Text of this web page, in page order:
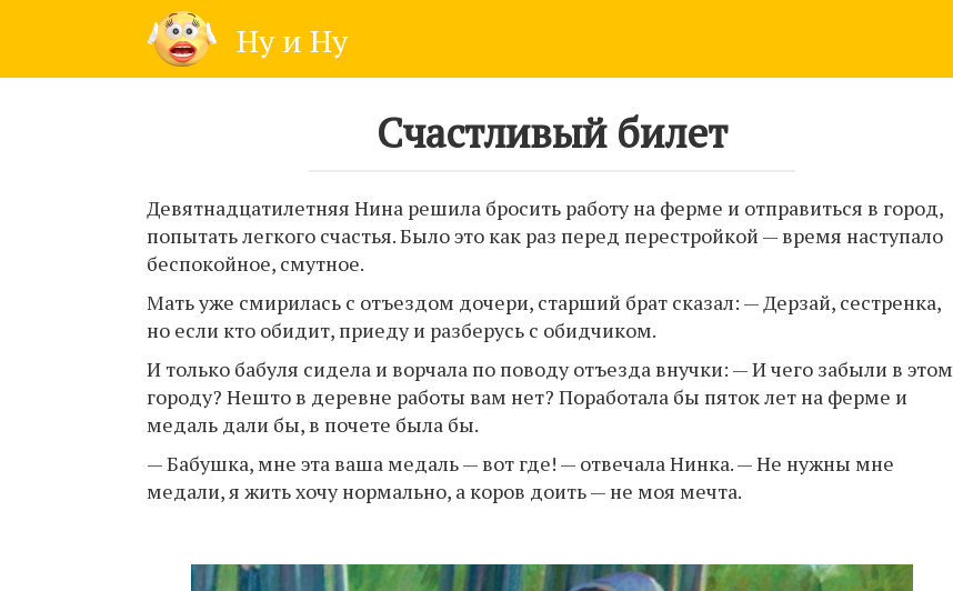
Ну и Ну
Счастливый билет
Девятнадцатилетняя Нина решила бросить работу на ферме и отправиться в город,
попытать легкого счастья. Было это как раз перед перестройкой — время наступало
беспокойное, смутное.
Мать уже смирилась с отъездом дочери, старший брат сказал: — Дерзай, сестренка,
но если кто обидит, приеду и разберусь с обидчиком.
И только бабуля сидела и ворчала по поводу отъезда внучки: — И чего забыли в этом
городу? Нешто в деревне работы вам нет? Поработала бы пяток лет на ферме и
медаль дали бы, в почете была бы.
— Бабушка, мне эта ваша медаль — вот где! — отвечала Нинка. — Не нужны мне
медали, я жить хочу нормально, а коров доить — не моя мечта.